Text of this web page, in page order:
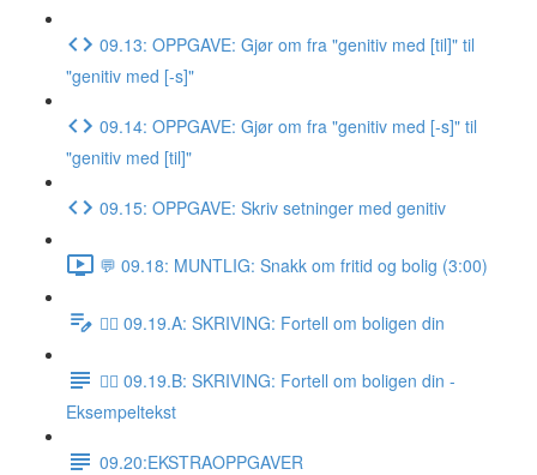
09.13: OPPGAVE: Gjør om fra "genitiv med [til]" til
"genitiv med [-s]"
09.14: OPPGAVE: Gjør om fra "genitiv med [-s]" til
"genitiv med [til]"
09.15: OPPGAVE: Skriv setninger med genitiv
💬 09.18: MUNTLIG: Snakk om fritid og bolig (3:00)
✍🏼 09.19.A: SKRIVING: Fortell om boligen din
✍🏼 09.19.B: SKRIVING: Fortell om boligen din -
Eksempeltekst
09.20:EKSTRAOPPGAVER